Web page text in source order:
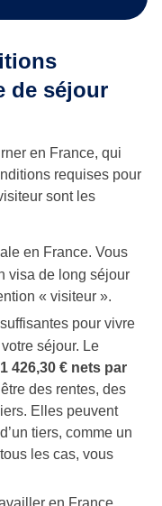
de séjour
en France, qui
requises pour
sont les
en France. Vous
visa de long séjour
« visiteur ».
pour vivre
séjour. Le
1 426,30 € nets par
des rentes, des
Elles peuvent
tiers, comme un
les cas, vous